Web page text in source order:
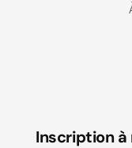
Inscription